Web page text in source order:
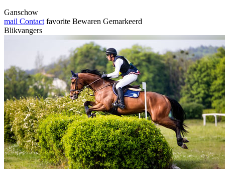
Ganschow
mail Contact favorite Bewaren Gemarkeerd
Blikvangers